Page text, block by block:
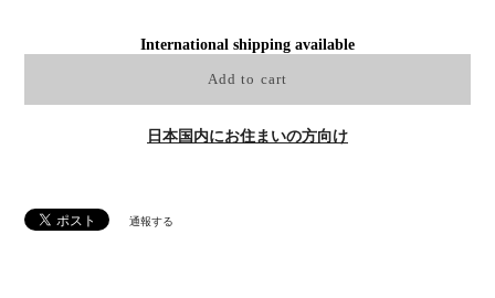
International shipping available
Add to cart
日本国内にお住まいの方向け
通報する